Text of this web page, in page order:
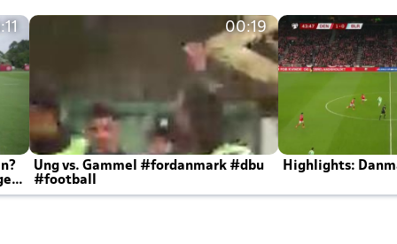
00:19
Ung vs. Gammel #fordanmark #dbu
#football
Highlights: